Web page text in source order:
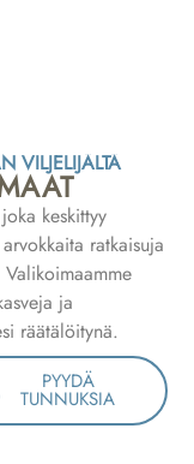
VILJELIJÄLTÄ
keskittyy
ratkaisuja
ja
räätälöitynä.
PYYDÄ
TUNNUKSIA